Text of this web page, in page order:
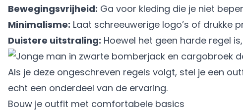
Bewegingsvrijheid: Ga voor kleding die je niet
Minimalisme: Laat schreeuwerige logo’s of drukke
Duistere uitstraling: Hoewel het geen harde regel
Als je deze ongeschreven regels volgt, stel je een
echt een onderdeel van de ervaring.
Bouw je outfit met comfortabele basics